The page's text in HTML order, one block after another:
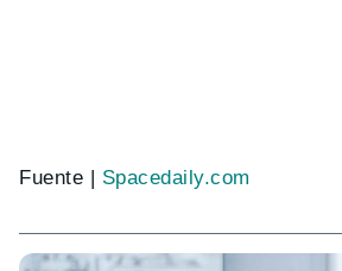
Fuente | Spacedaily.com